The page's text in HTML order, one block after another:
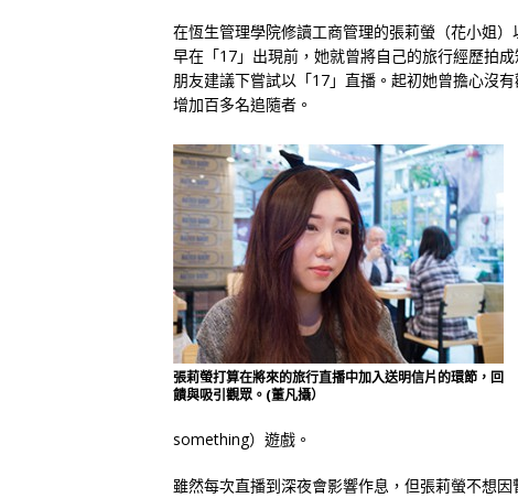
在恆生管理學院修讀工商管理的張莉螢（花小姐
早在「17」出現前，她就曾將自己的旅行經歷拍
朋友建議下嘗試以「17」直播。起初她曾擔心沒
增加百多名追隨者。
張莉螢打算在將來的旅行直播中加入送明信片的環節，回
饋與吸引觀眾。(董凡攝）
something）遊戲。
雖然每次直播到深夜會影響作息，但張莉螢不想